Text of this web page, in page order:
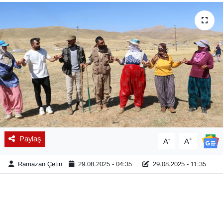
Paylaş A- A+
Ramazan Çetin 29.08.2025 - 04:35 29.08.2025 - 11:35
EKONOMİ
Eleman
Emlak
En çok konuşulanlar
GENEL
Güncel